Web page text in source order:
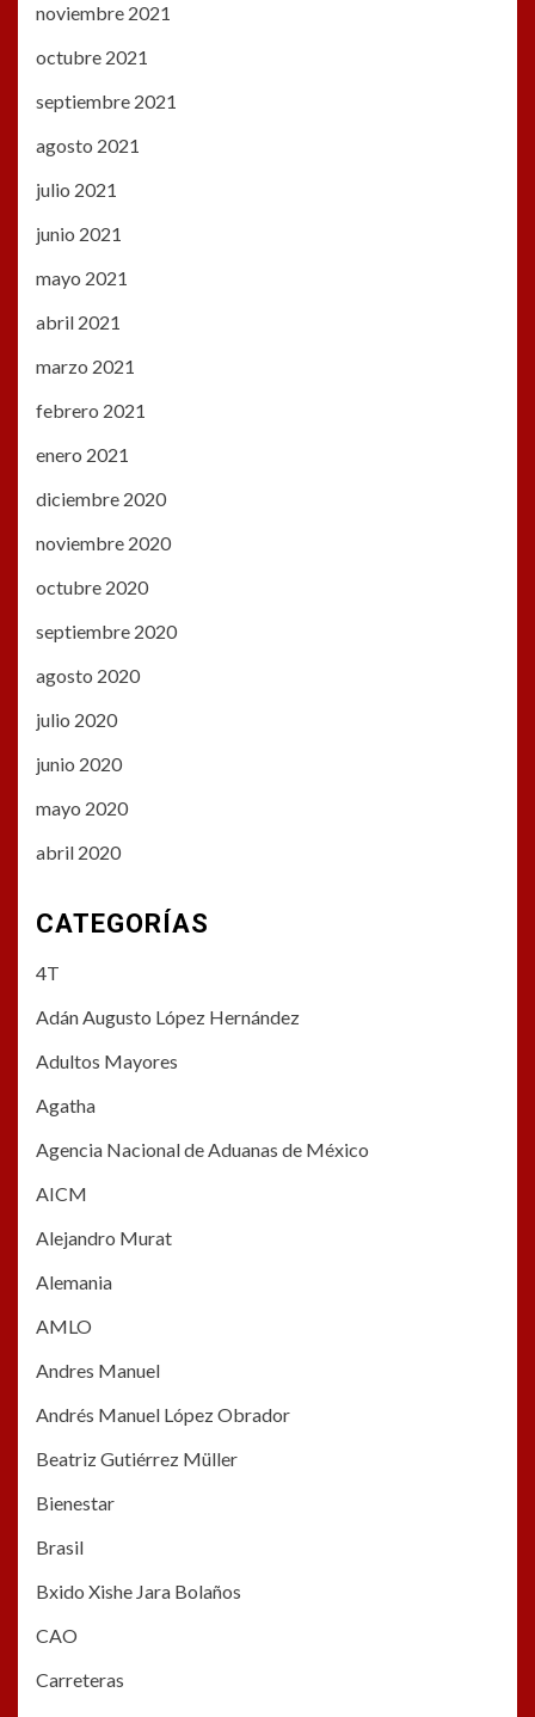
noviembre 2021
octubre 2021
septiembre 2021
agosto 2021
julio 2021
junio 2021
mayo 2021
abril 2021
marzo 2021
febrero 2021
enero 2021
diciembre 2020
noviembre 2020
octubre 2020
septiembre 2020
agosto 2020
julio 2020
junio 2020
mayo 2020
abril 2020
CATEGORÍAS
4T
Adán Augusto López Hernández
Adultos Mayores
Agatha
Agencia Nacional de Aduanas de México
AICM
Alejandro Murat
Alemania
AMLO
Andres Manuel
Andrés Manuel López Obrador
Beatriz Gutiérrez Müller
Bienestar
Brasil
Bxido Xishe Jara Bolaños
CAO
Carreteras